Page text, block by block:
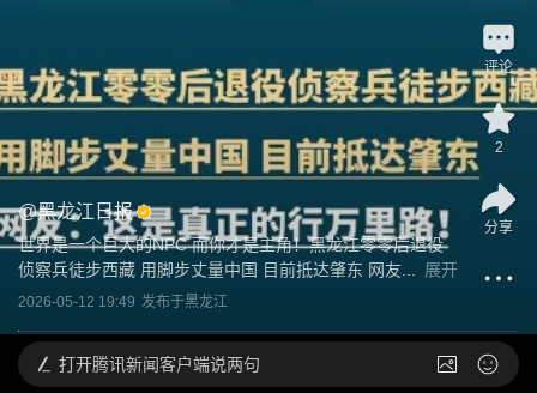
@黑龙江日报
世界是一个巨大的NPC 而你才是主角！黑龙江零零后退役
侦察兵徒步西藏 用脚步丈量中国 目前抵达肇东 网友...
展开
2026-05-12 19:49 发布于黑龙江
评论
2
分享
打开腾讯新闻客户端说两句